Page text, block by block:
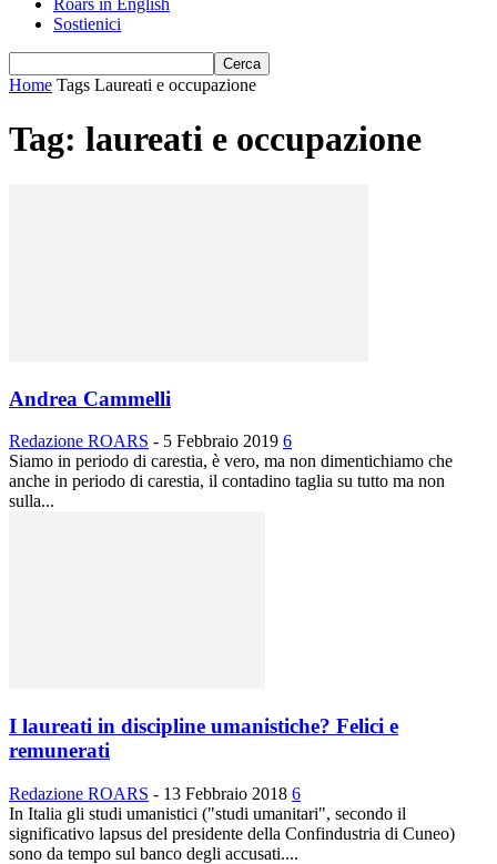
Roars in English
Sostienici
Home Tags Laureati e occupazione
Tag: laureati e occupazione
Andrea Cammelli
Redazione ROARS - 5 Febbraio 2019 6
Siamo in periodo di carestia, è vero, ma non dimentichiamo che
anche in periodo di carestia, il contadino taglia su tutto ma non
sulla...
I laureati in discipline umanistiche? Felici e
remunerati
Redazione ROARS - 13 Febbraio 2018 6
In Italia gli studi umanistici ("studi umanitari", secondo il
significativo lapsus del presidente della Confindustria di Cuneo)
sono da tempo sul banco degli accusati....